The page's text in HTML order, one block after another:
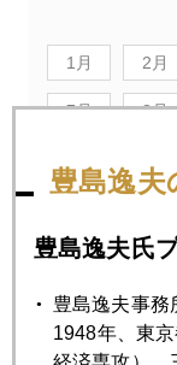
1月 2月
7月 8月
５年債マイナス
2014年12月25日
トレーダーに必
豊島逸
豊島逸夫氏
豊島逸夫事務
1948年、東